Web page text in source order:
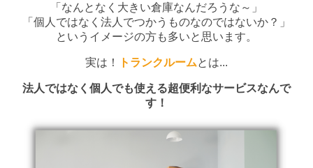
「なんとなく大きい倉庫なんだろうな～」
「個人ではなく法人でつかうものなのではないか？」
というイメージの方も多いと思います。
実は！ トランクルームとは...
法人ではなく個人でも使える超便利なサービスなんで
す！